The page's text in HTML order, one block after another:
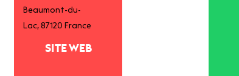
Beaumont-du-
Lac, 87120 France
SITE WEB